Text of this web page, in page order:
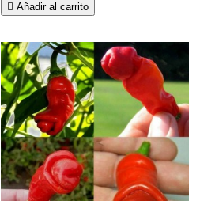
 Añadir al carrito